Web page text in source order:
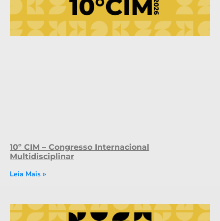
10º CIM – Congresso Internacional
Multidisciplinar
Leia Mais »